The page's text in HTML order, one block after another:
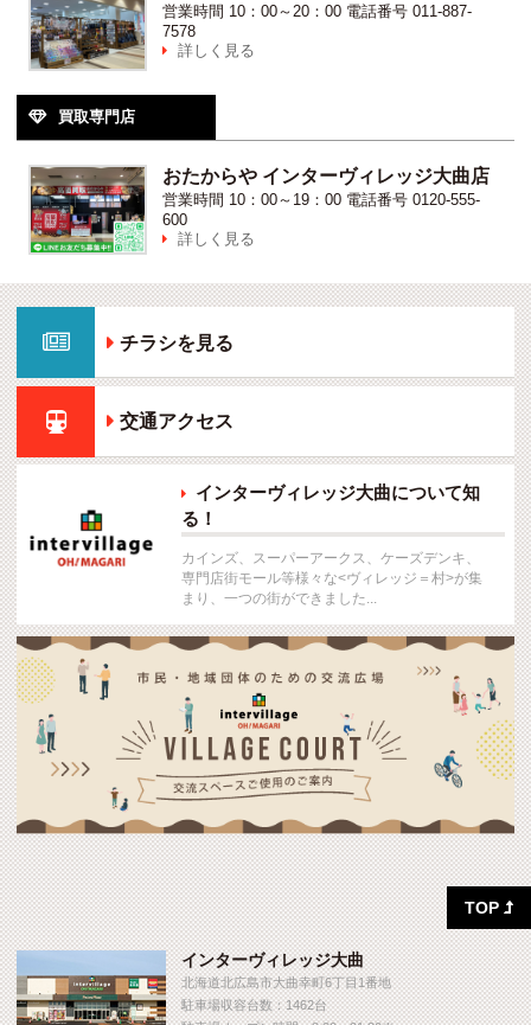
営業時間 10：00～20：00 電話番号 011-887-
7578
 詳しく見る
 買取専門店
おたからや インターヴィレッジ大曲店
営業時間 10：00～19：00 電話番号 0120-555-
600
 詳しく見る
 チラシを見る
 交通アクセス

インターヴィレッジ大曲について知
る！
カインズ、スーパーアークス、ケーズデンキ、
専門店街モール等様々な<ヴィレッジ＝村>が集
まり、一つの街ができました...
インターヴィレッジ大曲
北海道北広島市大曲幸町6丁目1番地
駐車場収容台数：1462台
TOP 